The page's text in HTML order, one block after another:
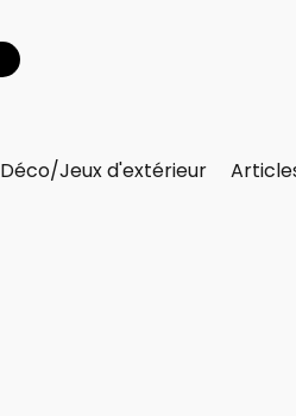
Déco/Jeux d'extérieur